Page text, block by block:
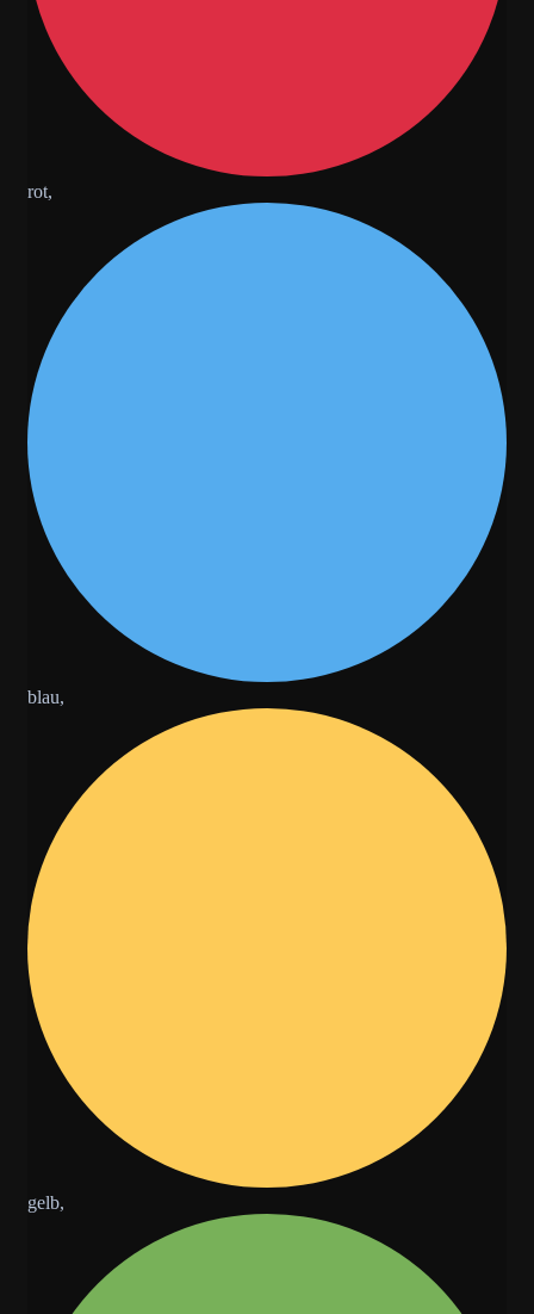
rot,
blau,
gelb,